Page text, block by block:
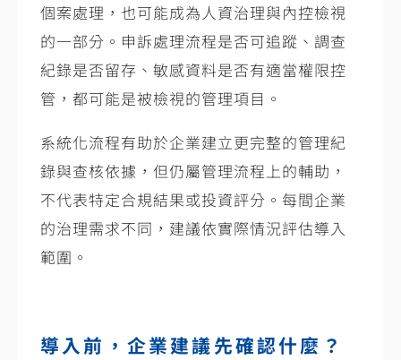
個案處理，也可能成為人資治理與內控檢視
的一部分。申訴處理流程是否可追蹤、調查
紀錄是否留存、敏感資料是否有適當權限控
管，都可能是被檢視的管理項目。
系統化流程有助於企業建立更完整的管理紀
錄與查核依據，但仍屬管理流程上的輔助，
不代表特定合規結果或投資評分。每間企業
的治理需求不同，建議依實際情況評估導入
範圍。
導入前，企業建議先確認什麼？